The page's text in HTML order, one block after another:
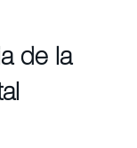
de la